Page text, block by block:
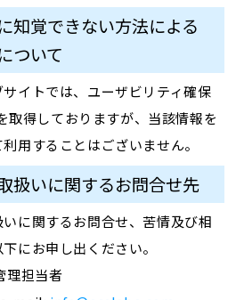
知覚できない方法による
ついて
イトでは、ユーザビリティ確保
取得しておりますが、当該情報を
用することはございません。
扱いに関するお問合せ先
に関するお問合せ、苦情及び相
にお申し出ください。
理担当者